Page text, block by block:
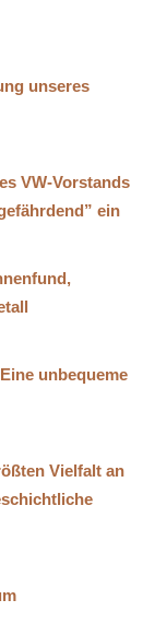
unseres
VW-Vorstands
ein
unbequeme
Vielfalt an